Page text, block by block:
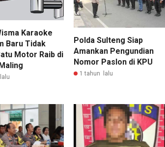
Karaoke
Baru Tidak
Motor Raib di
Polda Sulteng Siap
Amankan Pengundian
Nomor Paslon di KPU
1 tahun lalu